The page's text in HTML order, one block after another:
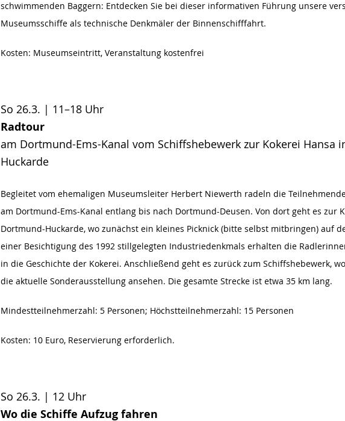
schwimmenden Baggern: Entdecken Sie bei dieser informativen Führung unsere
Museumsschiffe als technische Denkmäler der Binnenschifffahrt.
Kosten: Museumseintritt, Veranstaltung kostenfrei
So 26.3. | 11–18 Uhr
Radtour
am Dortmund-Ems-Kanal vom Schiffshebewerk zur Kokerei Hansa
Huckarde
Begleitet vom ehemaligen Museumsleiter Herbert Niewerth radeln die
am Dortmund-Ems-Kanal entlang bis nach Dortmund-Deusen. Von dort geht es zur
Dortmund-Huckarde, wo zunächst ein kleines Picknick (bitte selbst mitbringen) auf
einer Besichtigung des 1992 stillgelegten Industriedenkmals erhalten die
in die Geschichte der Kokerei. Anschließend geht es zurück zum Schiffshebewerk,
die aktuelle Sonderausstellung ansehen. Die gesamte Strecke ist etwa 35 km lang.
Mindestteilnehmerzahl: 5 Personen; Höchstteilnehmerzahl: 15 Personen
Kosten: 10 Euro, Reservierung erforderlich.
So 26.3. | 12 Uhr
Wo die Schiffe Aufzug fahren